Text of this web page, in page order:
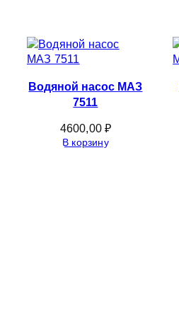
Водяной насос МАЗ
7511
4600,00₽
В корзину